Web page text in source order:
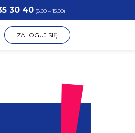
30 40(8.00 – 15.00)
ZALOGUJ SIĘ